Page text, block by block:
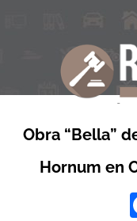
Obra “Bella”
Hornum en